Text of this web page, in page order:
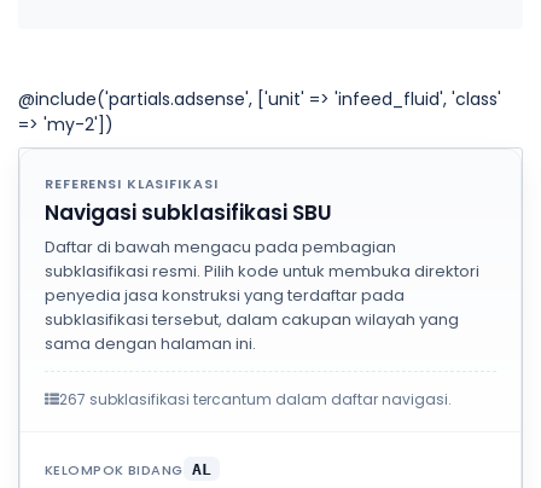
@include('partials.adsense', ['unit' => 'infeed_fluid', 'class'
=> 'my-2'])
REFERENSI KLASIFIKASI
Navigasi subklasifikasi SBU
Daftar di bawah mengacu pada pembagian
subklasifikasi resmi. Pilih kode untuk membuka direktori
penyedia jasa konstruksi yang terdaftar pada
subklasifikasi tersebut, dalam cakupan wilayah yang
sama dengan halaman ini.
267 subklasifikasi tercantum dalam daftar navigasi.
KELOMPOK BIDANG AL